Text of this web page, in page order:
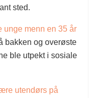
sted.
unge menn en 35 år
bakken og overøste
ble utpekt i sosiale
utendørs på